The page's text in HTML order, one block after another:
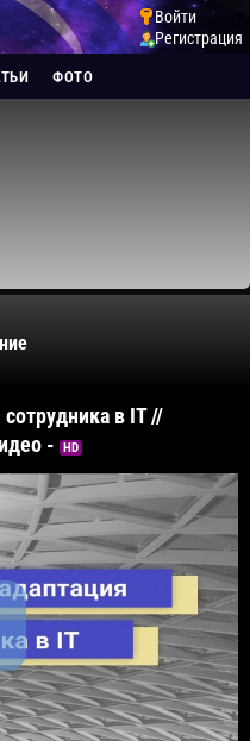
Войти
Регистрация
ФОТО
в IT //
-
HD